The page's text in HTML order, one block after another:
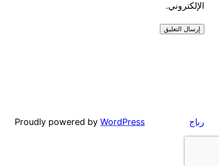
الإلكتروني.
رباج Proudly powered byWordPress